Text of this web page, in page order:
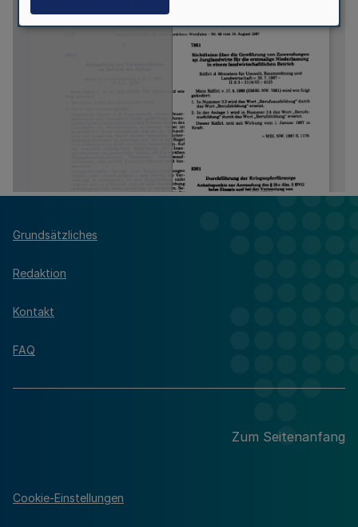
Grundsätzliches
Redaktion
Kontakt
FAQ
Zum Seitenanfang
Cookie-Einstellungen